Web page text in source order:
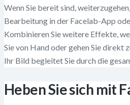
Wenn Sie bereit sind,
Bearbeitung in der Facelab-App
Kombinieren Sie weitere Effekte,
Sie von Hand oder gehen Sie
Ihr Bild begleitet Sie durch die
Heben Sie sich mit